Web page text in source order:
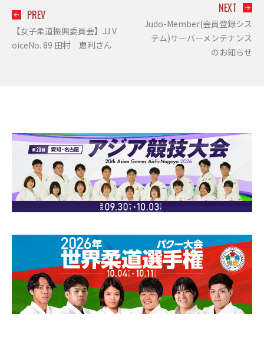
PREV
【女子柔道振興委員会】JJ V
oiceNo. 89 田村 恵利さん
NEXT
Judo-Member(会員登録シス
テム)サーバーメンテナンス
のお知らせ